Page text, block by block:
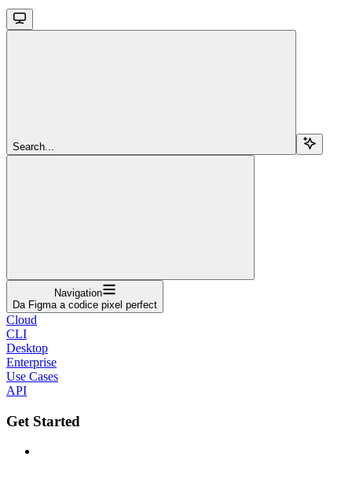
Search...
Navigation
Da Figma a codice pixel perfect
Cloud
CLI
Desktop
Enterprise
Use Cases
API
Get Started